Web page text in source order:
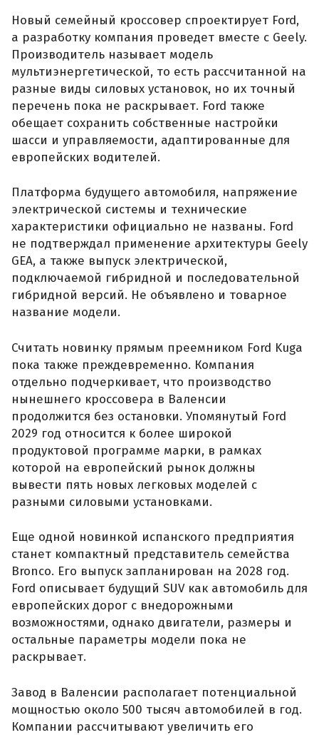
Новый семейный кроссовер спроектирует Ford,
а разработку компания проведет вместе с Geely.
Производитель называет модель
мультиэнергетической, то есть рассчитанной на
разные виды силовых установок, но их точный
перечень пока не раскрывает. Ford также
обещает сохранить собственные настройки
шасси и управляемости, адаптированные для
европейских водителей.
Платформа будущего автомобиля, напряжение
электрической системы и технические
характеристики официально не названы. Ford
не подтверждал применение архитектуры Geely
GEA, а также выпуск электрической,
подключаемой гибридной и последовательной
гибридной версий. Не объявлено и товарное
название модели.
Считать новинку прямым преемником Ford Kuga
пока также преждевременно. Компания
отдельно подчеркивает, что производство
нынешнего кроссовера в Валенсии
продолжится без остановки. Упомянутый Ford
2029 год относится к более широкой
продуктовой программе марки, в рамках
которой на европейский рынок должны
вывести пять новых легковых моделей с
разными силовыми установками.
Еще одной новинкой испанского предприятия
станет компактный представитель семейства
Bronco. Его выпуск запланирован на 2028 год.
Ford описывает будущий SUV как автомобиль для
европейских дорог с внедорожными
возможностями, однако двигатели, размеры и
остальные параметры модели пока не
раскрывает.
Завод в Валенсии располагает потенциальной
мощностью около 500 тысяч автомобилей в год.
Компании рассчитывают увеличить его